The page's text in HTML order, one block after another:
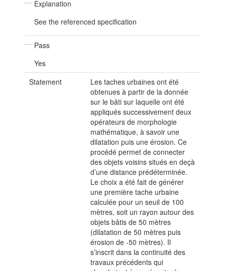
Explanation
See the referenced specification
Pass
Yes
Statement
Les taches urbaines ont été
obtenues à partir de la donnée
sur le bâti sur laquelle ont été
appliqués successivement deux
opérateurs de morphologie
mathématique, à savoir une
dilatation puis une érosion. Ce
procédé permet de connecter
des objets voisins situés en deçà
d’une distance prédéterminée.
Le choix a été fait de générer
une première tache urbaine
calculée pour un seuil de 100
mètres, soit un rayon autour des
objets bâtis de 50 mètres
(dilatation de 50 mètres puis
érosion de -50 mètres). Il
s’inscrit dans la continuité des
travaux précédents qui